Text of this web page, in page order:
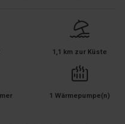
1,1 km zur Küste
1 Wärmepumpe(n)